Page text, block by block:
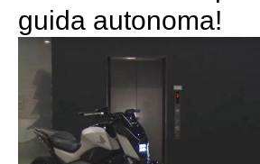
guida autonoma!